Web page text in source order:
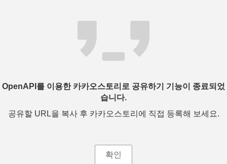
OpenAPI를 이용한 카카오스토리로 공유하기 기능이 종료되었
습니다.
공유할 URL을 복사 후 카카오스토리에 직접 등록해 보세요.
확인